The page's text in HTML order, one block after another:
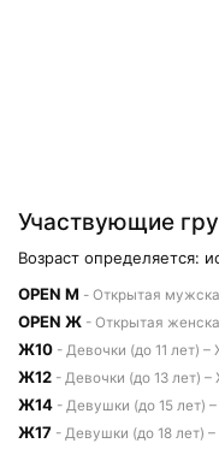
Участвующие
Возраст определяется:
OPEN M - Открытая
OPEN Ж - Открытая
Ж10 - Девочки (до 11 лет) –
Ж12 - Девочки (до 13 лет) –
Ж14 - Девушки (до 15 лет)
Ж17 - Девушки (до 18 лет)